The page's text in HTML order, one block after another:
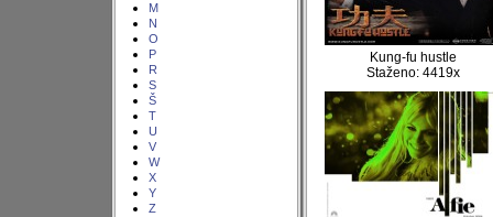
M
N
O
P
R
S
Š
T
U
V
W
X
Y
Z
Kung-fu hustle
Staženo: 4419x